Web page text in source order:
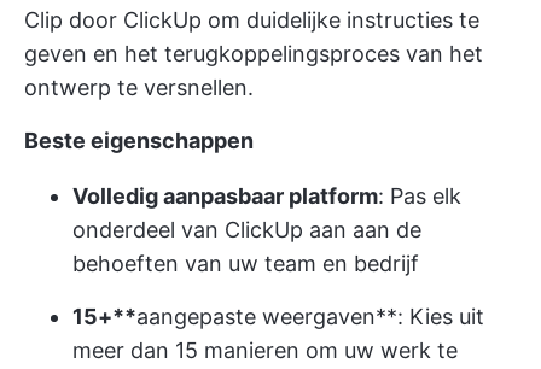
Clip door ClickUp om duidelijke instructies te
geven en het terugkoppelingsproces van het
ontwerp te versnellen.
Beste eigenschappen
Volledig aanpasbaar platform: Pas elk
onderdeel van ClickUp aan aan de
behoeften van uw team en bedrijf
15+**aangepaste weergaven**: Kies uit
meer dan 15 manieren om uw werk te